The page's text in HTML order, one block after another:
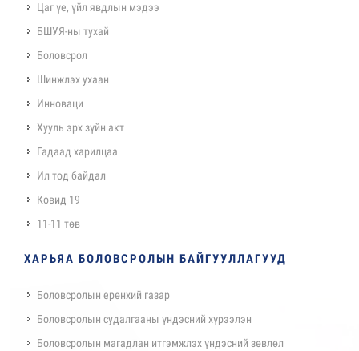
Цаг үе, үйл явдлын мэдээ
БШУЯ-ны тухай
Боловсрол
Шинжлэх ухаан
Инноваци
Хууль эрх зүйн акт
Гадаад харилцаа
Ил тод байдал
Ковид 19
11-11 төв
ХАРЬЯА БОЛОВСРОЛЫН БАЙГУУЛЛАГУУД
Боловсролын ерөнхий газар
Боловсролын судалгааны үндэсний хүрээлэн
Боловсролын магадлан итгэмжлэх үндэсний зөвлөл